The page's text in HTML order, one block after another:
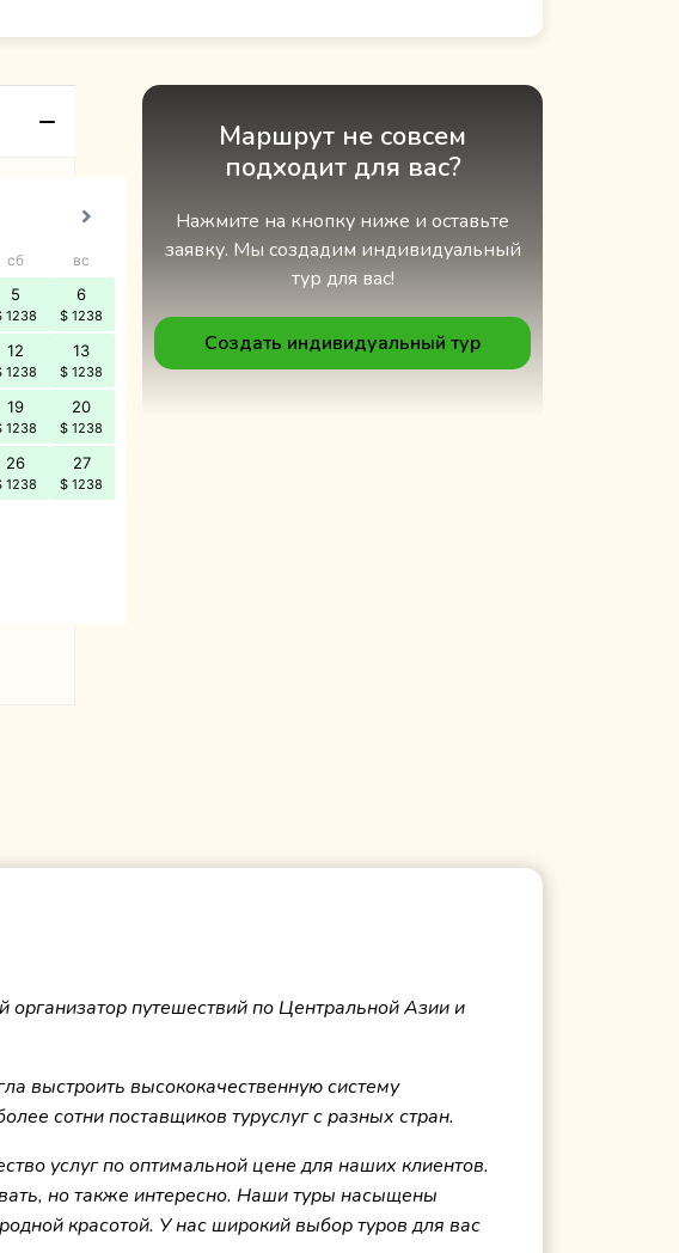
Маршрут не совсем
подходит для вас?
Нажмите на кнопку ниже и оставьте
заявку. Мы создадим индивидуальный
тур для вас!
Создать индивидуальный тур
путешествий по Центральной Азии и
выстроить высококачественную систему
сотни поставщиков туруслуг с разных стран.
услуг по оптимальной цене для наших клиентов.
но также интересно. Наши туры насыщены
красотой. У нас широкий выбор туров для вас